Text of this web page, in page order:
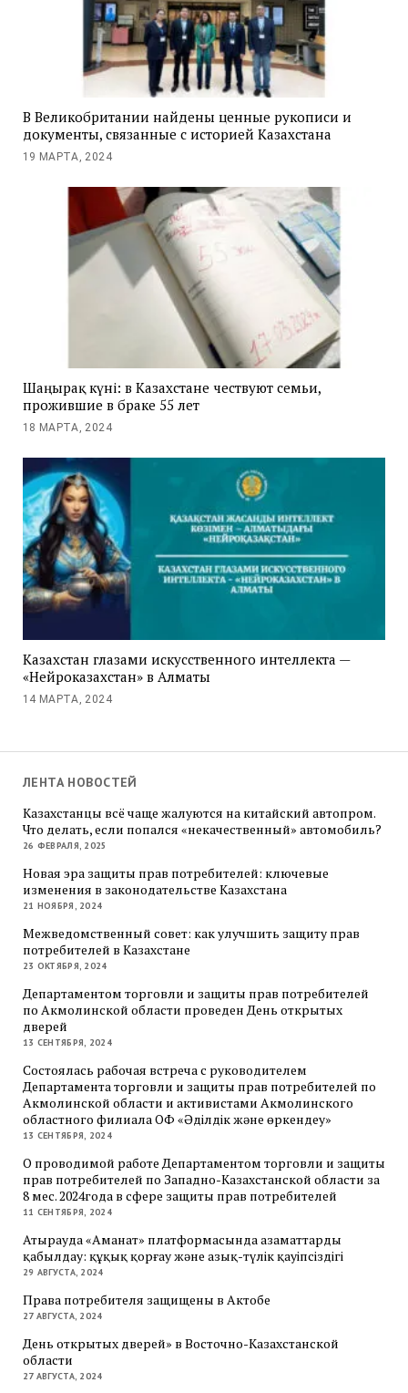
В Великобритании найдены ценные рукописи и
документы, связанные с историей Казахстана
19 МАРТА, 2024
Шаңырақ күні: в Казахстане чествуют семьи,
прожившие в браке 55 лет
18 МАРТА, 2024
Казахстан глазами искусственного интеллекта —
«Нейроказахстан» в Алматы
14 МАРТА, 2024
ЛЕНТА НОВОСТЕЙ
Казахстанцы всё чаще жалуются на китайский автопром.
Что делать, если попался «некачественный» автомобиль?
26 ФЕВРАЛЯ, 2025
Новая эра защиты прав потребителей: ключевые
изменения в законодательстве Казахстана
21 НОЯБРЯ, 2024
Межведомственный совет: как улучшить защиту прав
потребителей в Казахстане
23 ОКТЯБРЯ, 2024
Департаментом торговли и защиты прав потребителей
по Акмолинской области проведен День открытых
дверей
13 СЕНТЯБРЯ, 2024
Состоялась рабочая встреча с руководителем
Департамента торговли и защиты прав потребителей по
Акмолинской области и активистами Акмолинского
областного филиала ОФ «Әділдік және өркендеу»
13 СЕНТЯБРЯ, 2024
О проводимой работе Департаментом торговли и защиты
прав потребителей по Западно-Казахстанской области за
8 мес. 2024года в сфере защиты прав потребителей
11 СЕНТЯБРЯ, 2024
Атырауда «Аманат» платформасында азаматтарды
қабылдау: құқық қорғау және азық-түлік қауіпсіздігі
29 АВГУСТА, 2024
Права потребителя защищены в Актобе
27 АВГУСТА, 2024
День открытых дверей» в Восточно-Казахстанской
области
27 АВГУСТА, 2024